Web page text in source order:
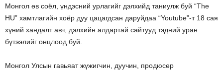
Монгол өв соёл, үндэсний урлагийг дэлхийд таниулж буй “The
HU” хамтлагийн хоёр дуу цацагдсан даруйдаа “Youtube”-т 18 сая
хүний хандалт авч, дэлхийн алдартай сайтууд тэдний уран
бүтээлийг онцлоод буй.
Монгол Улсын гавьяат жүжигчин, дуучин, продюсер